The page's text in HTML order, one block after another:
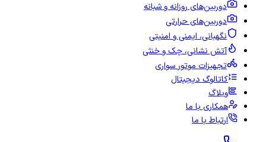
دوربین‌های روزانه و شبانه
دوربین‌های حرارتی
نگهبانی، ایمنی و امنیتی
آتش نشانی، چک و خنثی
تجهیزات موتور سواری
کاتالوگ دیجیتال
وبلاگ
همکاری با ما
ارتباط با ما